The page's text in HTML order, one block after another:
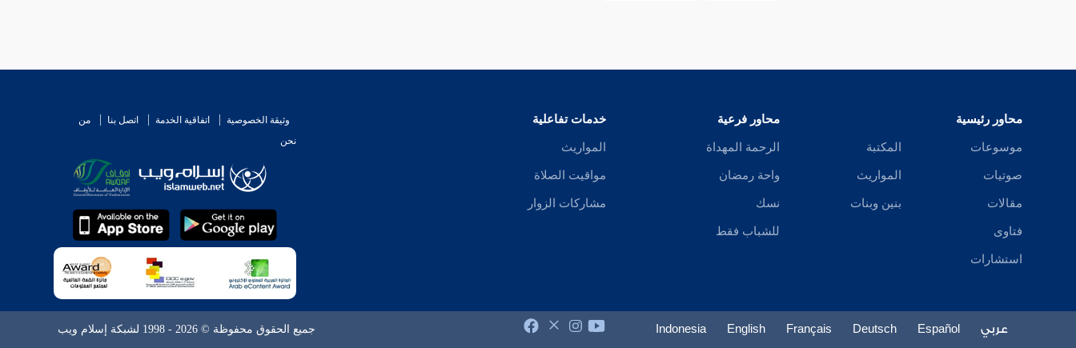
باب الصلاة بعد العشاء
باب جامع فيما يصلى قبل الصلاة وبعدها
باب ما جاء في الوتر
محاور رئيسية
موسوعات
صوتيات
مقالات
فتاوى
استشارات
المكتبة
المواريث
بنين وبنات
محاور فرعية
الرحمة المهداة
واحة رمضان
نسك
للشباب فقط
خدمات تفاعلية
المواريث
مواقيت الصلاة
مشاركات الزوار
وثيقة الخصوصية اتفاقية الخدمة اتصل بنا
من
نحن
عربي Español
Deutsch
Français
English
Indonesia جميع الحقوق محفوظة © 2026 - 1998 لشبكة إسلام ويب